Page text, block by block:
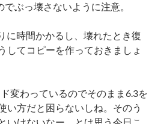
ぶっ壊さないように注意。
に時間かかるし、壊れたとき復
してコピーを作っておきましょ
変わっているのでそのまま6.3を
い方だと困らないしね。そのう